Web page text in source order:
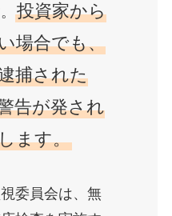
投資家から
場合でも、
捕された
告が発され
ます。
委員会は、無